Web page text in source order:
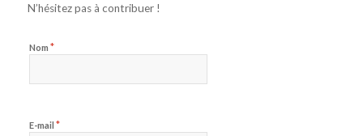
N’hésitez pas à contribuer !
Nom *
E-mail *